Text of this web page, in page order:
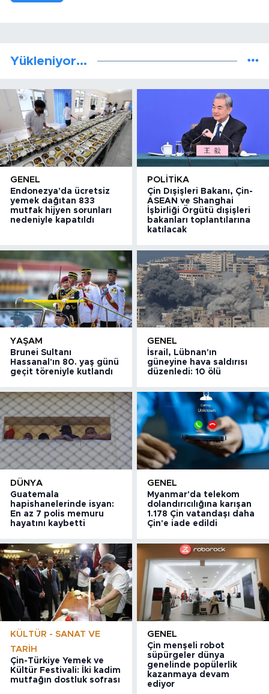
Yükleniyor...
GENEL
Endonezya'da ücretsiz
yemek dağıtan 833
mutfak hijyen sorunları
nedeniyle kapatıldı
POLITIKA
Çin Dışişleri Bakanı, Çin-
ASEAN ve Shanghai
İşbirliği Örgütü dışişleri
bakanları toplantılarına
katılacak
YAŞAM
Brunei Sultanı
Hassanal'ın 80. yaş günü
geçit töreniyle kutlandı
GENEL
İsrail, Lübnan'ın
güneyine hava saldırısı
düzenledi: 10 ölü
DÜNYA
Guatemala
hapishanelerinde isyan:
En az 7 polis memuru
hayatını kaybetti
GENEL
Myanmar'da telekom
dolandırıcılığına karışan
1.178 Çin vatandaşı daha
Çin'e iade edildi
KÜLTÜR - SANAT VE
TARIH
Çin-Türkiye Yemek ve
Kültür Festivali: İki kadim
mutfağın dostluk sofrası
GENEL
Çin menşeli robot
süpürgeler dünya
genelinde popülerlik
kazanmaya devam
ediyor